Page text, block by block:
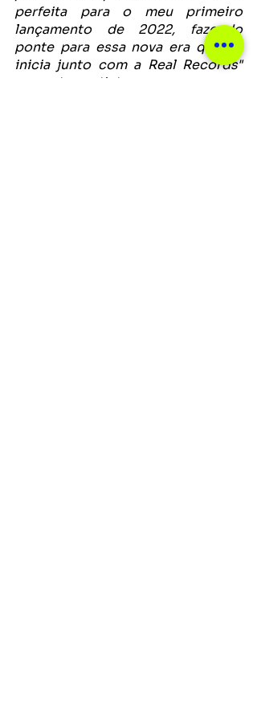
perfeita para o meu primeiro
lançamento de 2022, fazendo
ponte para essa nova era que se
inicia junto com a Real Records"
comenta o artista.